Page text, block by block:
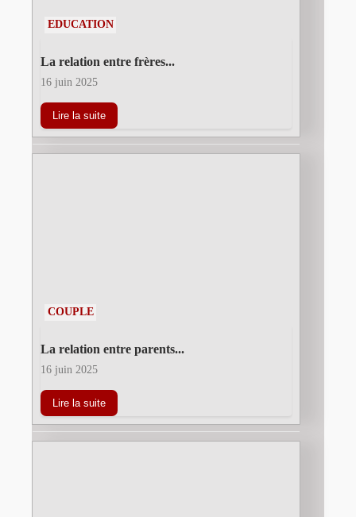
EDUCATION
La relation entre frères...
16 juin 2025
Lire la suite
COUPLE
La relation entre parents...
16 juin 2025
Lire la suite